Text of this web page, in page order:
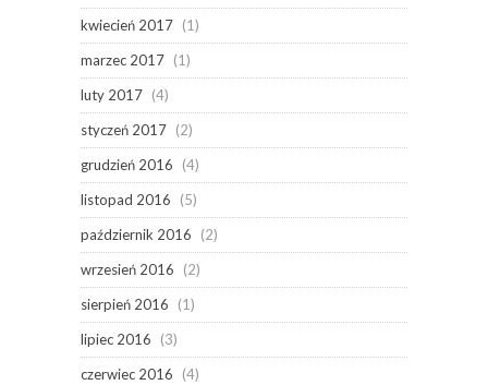
kwiecień 2017 (1)
marzec 2017 (1)
luty 2017 (4)
styczeń 2017 (2)
grudzień 2016
(4)
listopad 2016
(5)
październik 2016
(2)
wrzesień 2016
(2)
sierpień 2016
(1)
lipiec 2016
(3)
czerwiec 2016
(4)